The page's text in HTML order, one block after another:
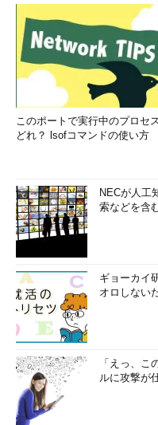
このポートで実行中のプロセ
どれ？ lsofコマンドの使い方
NECが人工
索などを含
ギョーカイ
オロしない
「えっ、
ルに攻撃が